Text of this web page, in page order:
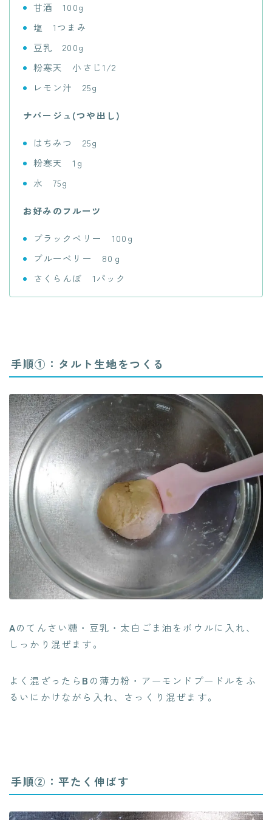
甘酒 100g
塩 1つまみ
豆乳 200g
粉寒天 小さじ1/2
レモン汁 25g
ナパージュ(つや出し)
はちみつ 25g
粉寒天 1g
水 75g
お好みのフルーツ
ブラックベリー 100g
ブルーベリー 80ｇ
さくらんぼ 1パック
手順①：タルト生地をつくる
Aのてんさい糖・豆乳・太白ごま油をボウルに入れ、
しっかり混ぜます。
よく混ざったら B の薄力粉・アーモンドプードルをふ
るいにかけながら入れ、さっくり混ぜます。
手順②：平たく伸ばす